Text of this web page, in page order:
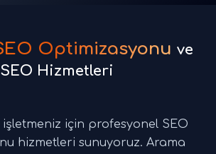
Optimizasyonu ve
SEO Hizmetleri
işletmeniz için profesyonel SEO
hizmetleri sunuyoruz. Arama